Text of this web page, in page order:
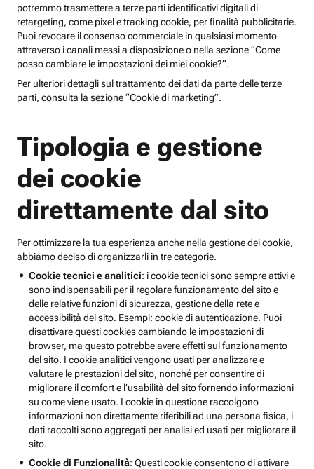
potremmo trasmettere a terze parti identificativi digitali di
retargeting, come pixel e tracking cookie, per finalità pubblicitarie.
Puoi revocare il consenso commerciale in qualsiasi momento
attraverso i canali messi a disposizione o nella sezione “Come
posso cambiare le impostazioni dei miei cookie?”.
Per ulteriori dettagli sul trattamento dei dati da parte delle terze
parti, consulta la sezione “Cookie di marketing”.
Tipologia e gestione
dei cookie
direttamente dal sito
Per ottimizzare la tua esperienza anche nella gestione dei cookie,
abbiamo deciso di organizzarli in tre categorie.
Cookie tecnici e analitici: i cookie tecnici sono sempre attivi e
sono indispensabili per il regolare funzionamento del sito e
delle relative funzioni di sicurezza, gestione della rete e
accessibilità del sito. Esempi: cookie di autenticazione. Puoi
disattivare questi cookies cambiando le impostazioni di
browser, ma questo potrebbe avere effetti sul funzionamento
del sito. I cookie analitici vengono usati per analizzare e
valutare le prestazioni del sito, nonché per consentire di
migliorare il comfort e l’usabilità del sito fornendo informazioni
su come viene usato. I cookie in questione raccolgono
informazioni non direttamente riferibili ad una persona fisica, i
dati raccolti sono aggregati per analisi ed usati per migliorare il
sito.
Cookie di Funzionalità: Questi cookie consentono di attivare